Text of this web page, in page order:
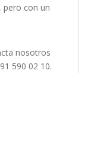
pero con un
nosotros
590 02 10.